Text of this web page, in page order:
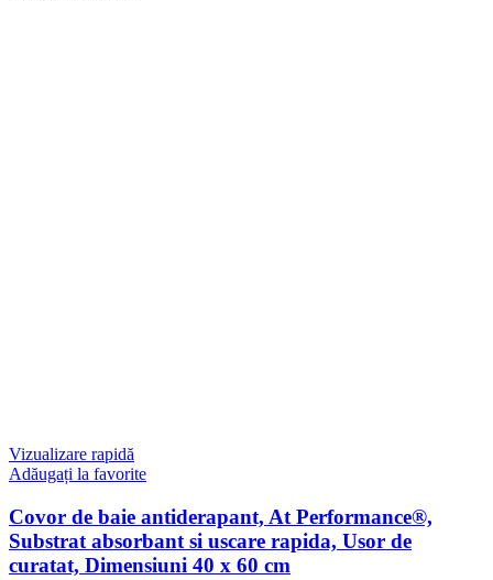
Vizualizare rapidă
Adăugați la favorite
Covor de baie antiderapant, At Performance®,
Substrat absorbant si uscare rapida, Usor de
curatat, Dimensiuni 40 x 60 cm